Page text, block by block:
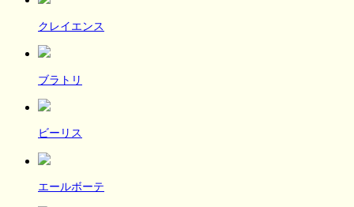
クレイエンス
ブラトリ
ビーリス
エールボーテ